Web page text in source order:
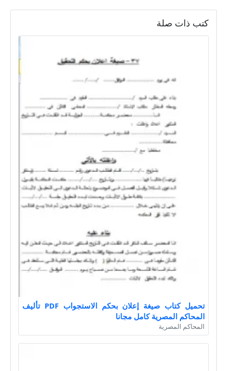
كتب ذات صلة
تحميل كتاب صيغة إعلان بحكم الاستجواب PDF تأليف
المحاكم المصرية كامل مجانا
المحاكم المصرية